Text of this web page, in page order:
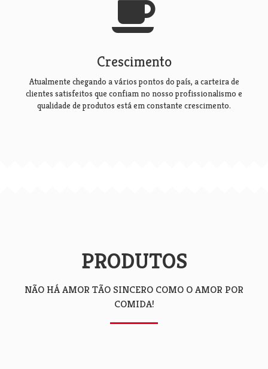
Crescimento
Atualmente chegando a vários pontos do país, a carteira de
clientes satisfeitos que confiam no nosso profissionalismo e
qualidade de produtos está em constante crescimento.
PRODUTOS
NÃO HÁ AMOR TÃO SINCERO COMO O AMOR POR
COMIDA!